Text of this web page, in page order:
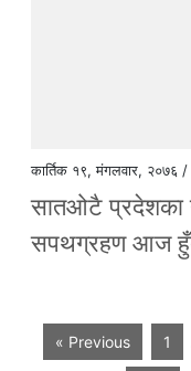
कार्तिक १९, मंगलवार, २०७६
सातओटै प्रदेशका
सपथग्रहण आज
« Previous 1